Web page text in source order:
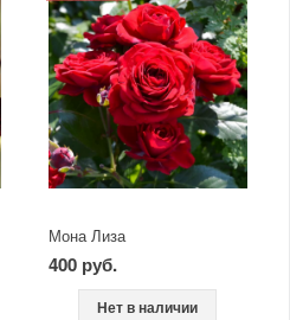
Мона Лиза
400 руб.
Нет в наличии